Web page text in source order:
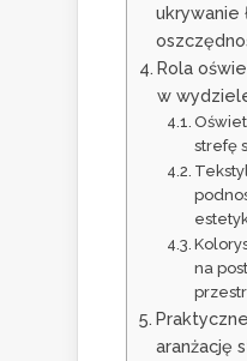
ukrywanie
Rola
w
strefę
na
aranżację